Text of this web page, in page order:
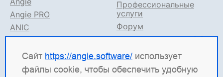
Сайт https://angie.software/ использует
файлы cookie, чтобы обеспечить удобную
Angie PRO
ANIC
Angie ADC
Документация
Профессиональные
услуги
Форум
Поддержка в TG